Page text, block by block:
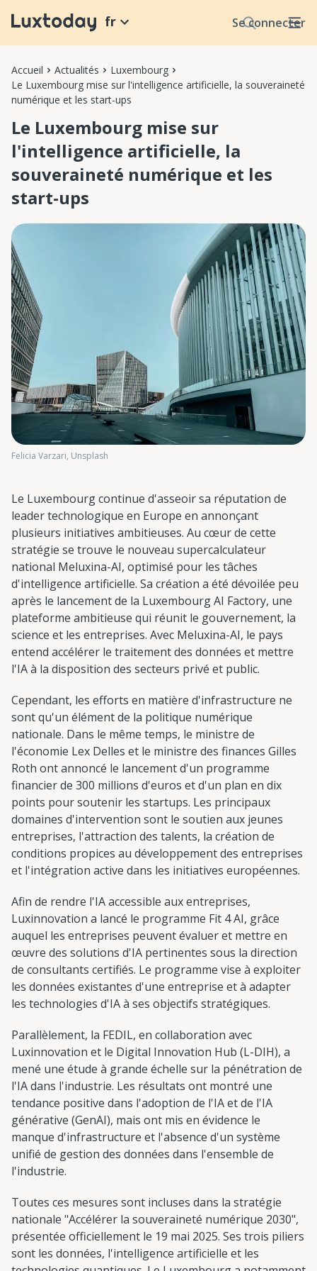
Se connecter
fr
Accueil Actualités
Luxembourg
Le Luxembourg mise sur l'intelligence artificielle, la souveraineté
numérique et les start-ups
Le Luxembourg mise sur
l'intelligence artificielle, la
souveraineté numérique et les
start-ups
Felicia Varzari, Unsplash
Le Luxembourg continue d'asseoir sa réputation de
leader technologique en Europe en annonçant
plusieurs initiatives ambitieuses. Au cœur de cette
stratégie se trouve le nouveau supercalculateur
national Meluxina-AI, optimisé pour les tâches
d'intelligence artificielle. Sa création a été dévoilée peu
après le lancement de la Luxembourg AI Factory, une
plateforme ambitieuse qui réunit le gouvernement, la
science et les entreprises. Avec Meluxina-AI, le pays
entend accélérer le traitement des données et mettre
l'IA à la disposition des secteurs privé et public.
Cependant, les efforts en matière d'infrastructure ne
sont qu'un élément de la politique numérique
nationale. Dans le même temps, le ministre de
l'économie Lex Delles et le ministre des finances Gilles
Roth ont annoncé le lancement d'un programme
financier de 300 millions d'euros et d'un plan en dix
points pour soutenir les startups. Les principaux
domaines d'intervention sont le soutien aux jeunes
entreprises, l'attraction des talents, la création de
conditions propices au développement des entreprises
et l'intégration active dans les initiatives européennes.
Afin de rendre l'IA accessible aux entreprises,
Luxinnovation a lancé le programme Fit 4 AI, grâce
auquel les entreprises peuvent évaluer et mettre en
œuvre des solutions d'IA pertinentes sous la direction
de consultants certifiés. Le programme vise à exploiter
les données existantes d'une entreprise et à adapter
les technologies d'IA à ses objectifs stratégiques.
Parallèlement, la FEDIL, en collaboration avec
Luxinnovation et le Digital Innovation Hub (L-DIH), a
mené une étude à grande échelle sur la pénétration de
l'IA dans l'industrie. Les résultats ont montré une
tendance positive dans l'adoption de l'IA et de l'IA
générative (GenAI), mais ont mis en évidence le
manque d'infrastructure et l'absence d'un système
unifié de gestion des données dans l'ensemble de
l'industrie.
Toutes ces mesures sont incluses dans la stratégie
nationale "Accélérer la souveraineté numérique 2030",
présentée officiellement le 19 mai 2025. Ses trois piliers
sont les données, l'intelligence artificielle et les